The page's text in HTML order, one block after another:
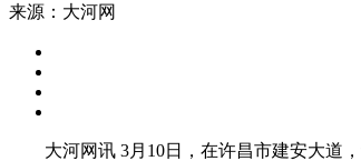
来源：大河网
大河网讯 3月10日，在许昌市建安大道，